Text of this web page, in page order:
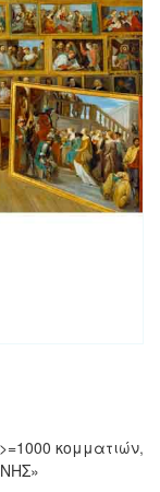
κομματιών,